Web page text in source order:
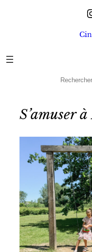
S’amuser